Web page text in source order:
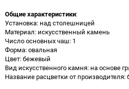
Общие характеристики:
Установка: над столешницей
Материал: искусственный камень
Число основных чаш: 1
Форма: овальная
Цвет: бежевый
Вид искусственного камня: на основе
Название расцветки от